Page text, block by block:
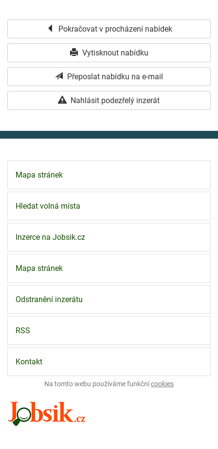
Pokračovat v procházení nabídek
Vytisknout nabídku
Přeposlat nabídku na e-mail
Nahlásit podezřelý inzerát
Mapa stránek
Hledat volná místa
Inzerce na Jobsik.cz
Mapa stránek
Odstranění inzerátu
RSS
Kontakt
Na tomto webu používáme funkčnícookies